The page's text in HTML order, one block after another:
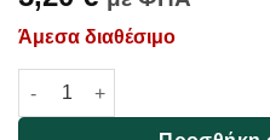
Άμεσα διαθέσιμο
Μαρμελάδα Σύκο,